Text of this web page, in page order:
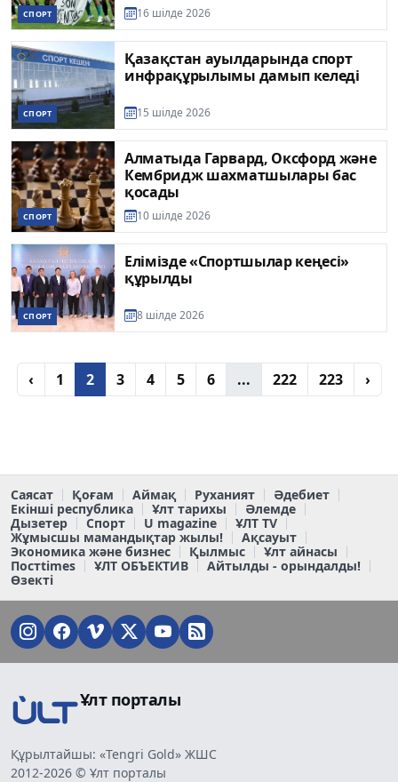
СПОРТ 16 шілде 2026
СПОРТ
Қазақстан ауылдарында спорт
инфрақұрылымы дамып келеді
15 шілде 2026
СПОРТ
Алматыда Гарвард, Оксфорд және
Кембридж шахматшылары бас
қосады
10 шілде 2026
СПОРТ
Елімізде «Спортшылар кеңесі»
құрылды
8 шілде 2026
‹ 1 2 3 4 5 6 ... 222 223 ›
Саясат Қоғам Аймақ Руханият
Әдебиет
Екінші республика
Ұлт тарихы
Әлемде
Дызетер
Спорт U magazine
ҰЛТ TV
Жұмысшы мамандықтар жылы!
Ақсауыт
Экономика және бизнес
Қылмыс
Ұлт айнасы
Постtimes
ҰЛТ ОБЪЕКТИВ
Айтылды - орындалды!
Өзекті
Ұлт порталы
Құрылтайшы: «Tengri Gold» ЖШС
2012-2026 © Ұлт порталы